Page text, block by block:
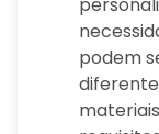
podem